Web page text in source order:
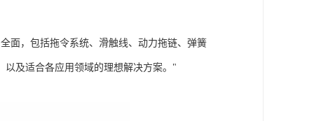
，包括拖令系统、滑触线、动力拖链、弹簧
及适合各应用领域的理想解决方案。"